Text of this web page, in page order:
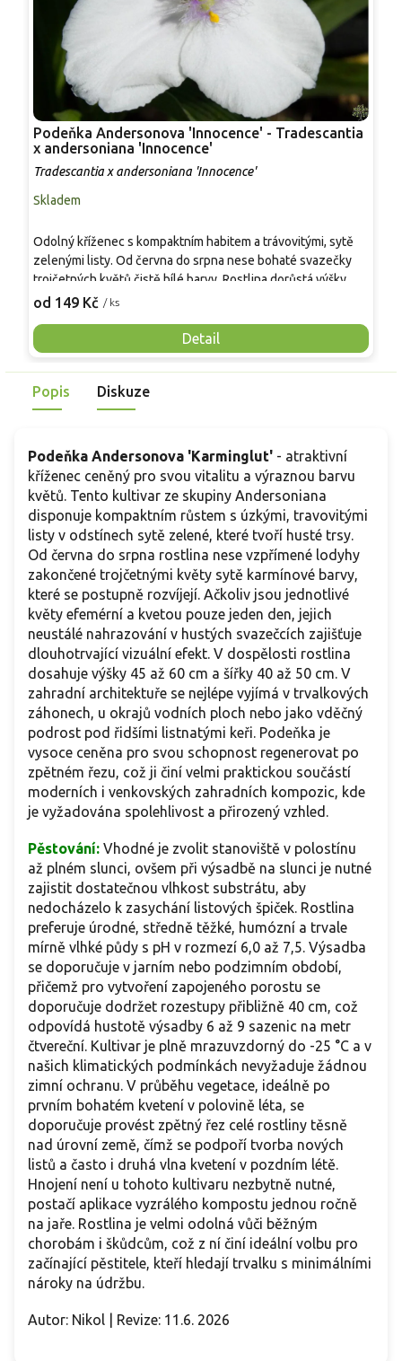
Podeňka Andersonova 'Innocence' - Tradescantia
x andersoniana 'Innocence'
Tradescantia x andersoniana 'Innocence'
Skladem
od 149 Kč / ks
Detail
Odolný kříženec s kompaktním habitem a trávovitými, sytě
zelenými listy. Od června do srpna nese bohaté svazečky
trojčetných květů čistě bílé barvy. Rostlina dorůstá výšky
45–60 cm a šířky 50 cm. Ideálně vynikne u vodních prvků, v
speciální péči, rychle regeneruje po řezu a svým přirozeným
vzhledem skvěle doplňuje moderní i venkovské zahrady.
Představuje spolehlivou volbu pro každého, kdo hledá
nenáročnou trvalku.
Popis Diskuze
Podeňka Andersonova 'Karminglut' - atraktivní
kříženec ceněný pro svou vitalitu a výraznou barvu
květů. Tento kultivar ze skupiny Andersoniana
disponuje kompaktním růstem s úzkými, travovitými
listy v odstínech sytě zelené, které tvoří husté trsy.
Od června do srpna rostlina nese vzpřímené lodyhy
zakončené trojčetnými květy sytě karmínové barvy,
které se postupně rozvíjejí. Ačkoliv jsou jednotlivé
květy efemérní a kvetou pouze jeden den, jejich
neustálé nahrazování v hustých svazečcích zajišťuje
dlouhotrvající vizuální efekt. V dospělosti rostlina
dosahuje výšky 45 až 60 cm a šířky 40 až 50 cm. V
zahradní architektuře se nejlépe vyjímá v trvalkových
záhonech, u okrajů vodních ploch nebo jako vděčný
podrost pod řidšími listnatými keři. Podeňka je
vysoce ceněna pro svou schopnost regenerovat po
zpětném řezu, což ji činí velmi praktickou součástí
moderních i venkovských zahradních kompozic, kde
je vyžadována spolehlivost a přirozený vzhled.
Pěstování: Vhodné je zvolit stanoviště v polostínu
až plném slunci, ovšem při výsadbě na slunci je nutné
zajistit dostatečnou vlhkost substrátu, aby
nedocházelo k zasychání listových špiček. Rostlina
preferuje úrodné, středně těžké, humózní a trvale
mírně vlhké půdy s pH v rozmezí 6,0 až 7,5. Výsadba
se doporučuje v jarním nebo podzimním období,
přičemž pro vytvoření zapojeného porostu se
doporučuje dodržet rozestupy přibližně 40 cm, což
odpovídá hustotě výsadby 6 až 9 sazenic na metr
čtvereční. Kultivar je plně mrazuvzdorný do -25 °C a v
našich klimatických podmínkách nevyžaduje žádnou
zimní ochranu. V průběhu vegetace, ideálně po
prvním bohatém kvetení v polovině léta, se
doporučuje provést zpětný řez celé rostliny těsně
nad úrovní země, čímž se podpoří tvorba nových
listů a často i druhá vlna kvetení v pozdním létě.
Hnojení není u tohoto kultivaru nezbytně nutné,
postačí aplikace vyzrálého kompostu jednou ročně
na jaře. Rostlina je velmi odolná vůči běžným
chorobám i škůdcům, což z ní činí ideální volbu pro
začínající pěstitele, kteří hledají trvalku s minimálními
nároky na údržbu.
Autor: Nikol | Revize: 11.6. 2026